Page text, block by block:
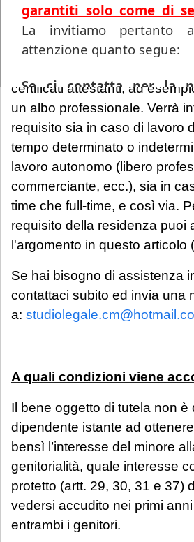
di attività lavorativa, purché
dimostrabile attraverso un
ovvero un’autocertificazione/
certificati attestanti, ad
un albo professionale. Verrà
requisito sia in caso di lavoro
tempo determinato o
lavoro autonomo (libero
commerciante, ecc.), sia in
time che full-time, e così via.
requisito della residenza puoi
l'argomento in questo articolo (
Se hai bisogno di assistenza
contattaci subito ed invia una
a:
A quali condizioni viene
Il bene oggetto di tutela non è
dipendente istante ad
bensì l’interesse del minore
genitorialità, quale interesse
protetto (artt. 29, 30, 31 e 37)
vedersi accudito nei primi
entrambi i genitori.
garantiti solo come di
La invitiamo pertanto
attenzione quanto segue:
Se ci contatta per la
informiamo che
consulenza pervenuta in
sarà gestita in
un compenso di€ 180,00
periodo di chiusura dello
che tale maggiorazione
trattamento prioritario:
sarà calendarizzato in base
della questione posta. Se
invita a mandare una mail
prenotazione.
urgente esclusivamente
avviso di conclusione
art. 415-bis c.p.p.;
ricorsi, memorie e
termine di
periodo di
comunicate
notifica;